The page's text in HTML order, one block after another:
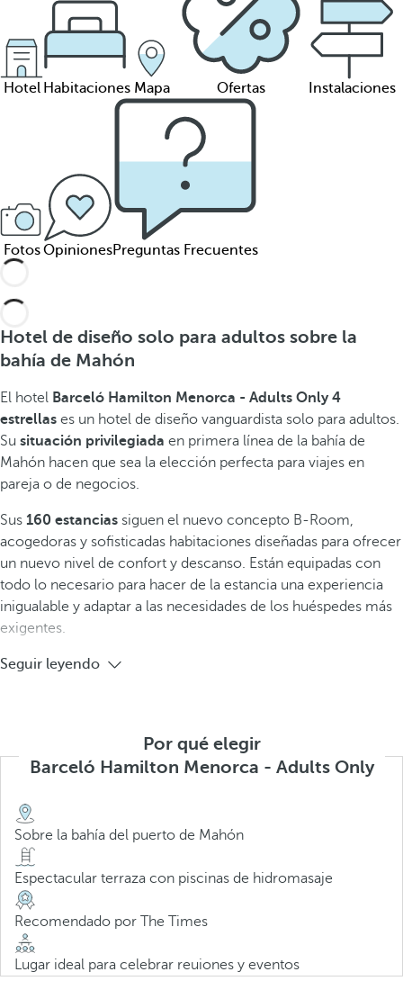
Hotel Habitaciones Mapa Ofertas Instalaciones
FotosOpinionesPreguntas Frecuentes
Hotel de diseño solo para adultos sobre la
bahía de Mahón
El hotel Barceló Hamilton Menorca - Adults Only 4
estrellas es un hotel de diseño vanguardista solo para adultos.
Su situación privilegiada en primera línea de la bahía de
Mahón hacen que sea la elección perfecta para viajes en
pareja o de negocios.
Sus 160 estancias siguen el nuevo concepto B-Room,
acogedoras y sofisticadas habitaciones diseñadas para ofrecer
un nuevo nivel de confort y descanso. Están equipadas con
todo lo necesario para hacer de la estancia una experiencia
inigualable y adaptar a las necesidades de los huéspedes más
exigentes.
Seguir leyendo
Por qué elegir
Barceló Hamilton Menorca - Adults Only
Sobre la bahía del puerto de Mahón
Espectacular terraza con piscinas de hidromasaje
Recomendado por The Times
Lugar ideal para celebrar reuiones y eventos